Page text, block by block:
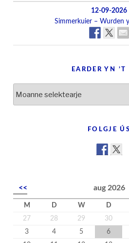
12-09-2026
Simmerkuier – Wurden
EARDER YN ’T
yn
FOLGJE ÚS
<< aug 2026
M D W D
27
28 29 30
3
4 5 6